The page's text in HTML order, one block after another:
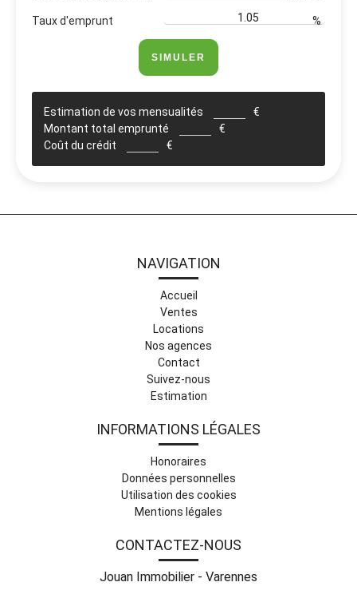
Taux d'emprunt %
SIMULER
Estimation de vos mensualités
€
Montant total emprunté
€
Coût du crédit
€
NAVIGATION
Accueil
Ventes
Locations
Nos agences
Contact
Suivez-nous
Estimation
INFORMATIONS LÉGALES
Honoraires
Données personnelles
Utilisation des cookies
Mentions légales
CONTACTEZ-NOUS
Jouan Immobilier - Varennes